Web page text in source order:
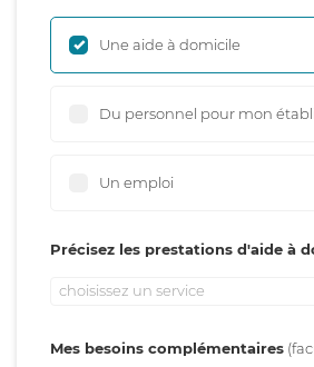
Une aide à domicile
Du personnel pour mon
Un emploi
Précisez les prestations d'aide à
choisissez un service
Mes besoins complémentaires